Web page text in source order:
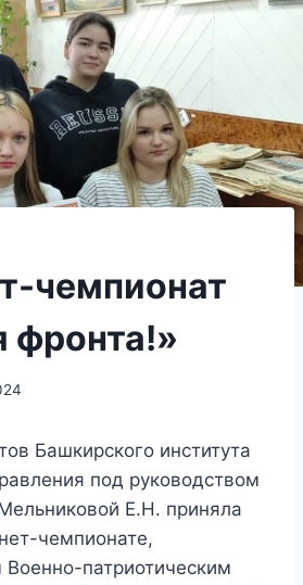
чемпионат
фронта!»
Башкирского института
под руководством
Е.Н. приняла
чемпионате,
Военно-патриотическим